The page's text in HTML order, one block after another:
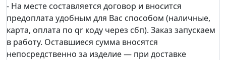
- На месте составляется договор и вносится
предоплата удобным для Вас способом (наличные,
карта, оплата по qr коду через сбп). Заказ запускаем
в работу. Оставшиеся сумма вносятся
непосредственно за изделие — при доставке